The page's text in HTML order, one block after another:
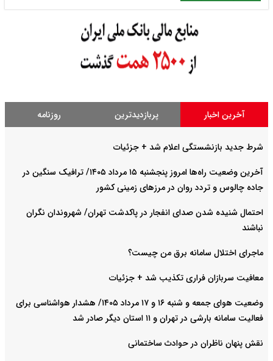
آخرین اخبار پربازدیدترین روزنامه
شرط جدید بازنشستگی اعلام شد + جزئیات
آخرین وضعیت راه‌ها امروز پنجشنبه ۱۵ مرداد ۱۴۰۵/ ترافیک سنگین در
جاده چالوس و تردد روان در مرزهای زمینی کشور
احتمال شنیده شدن صدای انفجار در پاکدشت تهران/ شهروندان نگران
نباشند
ماجرای اختلال سامانه برق من چیست؟
معافیت سربازان فراری تکذیب شد + جزئیات
وضعیت هوای جمعه و شنبه ۱۶ و ۱۷ مرداد ۱۴۰۵/ هشدار هواشناسی برای
فعالیت سامانه بارشی در تهران و ۱۱ استان دیگر صادر شد
نقش پنهان ناظران در حوادث ساختمانی